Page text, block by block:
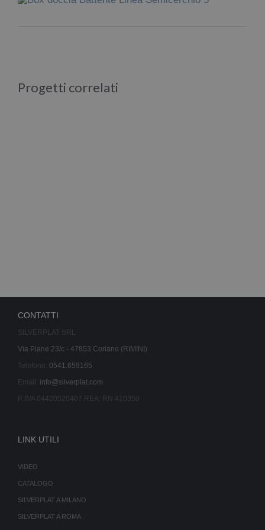
Progetti correlati
CONTATTI
SILVERPLAT SRL
Via Piane 23/c - 47853 Coriano (RIMINI)
Telefono: 0541.659165
Email: info@silverplat.com
P. IVA 04420520407 REA: RN 410350
LINK UTILI
VIDEO
CATALOGO
SILVERPLAT A MILANO
SILVERPLAT A ROMA